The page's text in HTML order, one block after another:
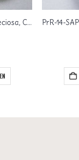
PrR-14-VTMED Rivoli, 14 mm, Preciosa, Crystal Vitrail Medium